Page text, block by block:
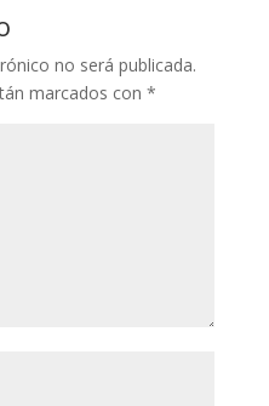
no será publicada.
marcados con *